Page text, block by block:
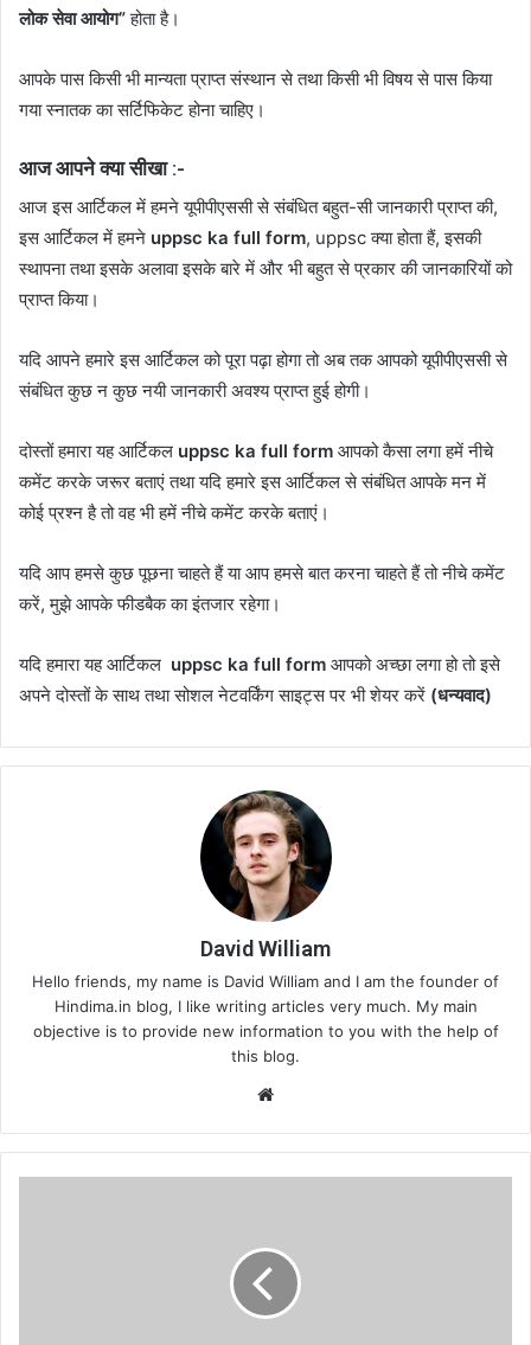
लोक सेवा आयोग”होता है।
आपके पास किसी भी मान्यता प्राप्त संस्थान से तथा किसी भी विषय से पास किया
गया स्नातक का सर्टिफिकेट होना चाहिए।
आज आपने क्या सीखा :-
आज इस आर्टिकल में हमने यूपीपीएससी से संबंधित बहुत-सी जानकारी प्राप्त की,
इस आर्टिकल में हमने uppsc ka full form, uppsc क्या होता हैं, इसकी
स्थापना तथा इसके अलावा इसके बारे में और भी बहुत से प्रकार की जानकारियों को
प्राप्त किया।
यदि आपने हमारे इस आर्टिकल को पूरा पढ़ा होगा तो अब तक आपको यूपीपीएससी से
संबंधित कुछ न कुछ नयी जानकारी अवश्य प्राप्त हुई होगी।
दोस्तों हमारा यह आर्टिकल uppsc ka full form आपको कैसा लगा हमें नीचे
कमेंट करके जरूर बताएं तथा यदि हमारे इस आर्टिकल से संबंधित आपके मन में
कोई प्रश्न है तो वह भी हमें नीचे कमेंट करके बताएं।
यदि आप हमसे कुछ पूछना चाहते हैं या आप हमसे बात करना चाहते हैं तो नीचे कमेंट
करें, मुझे आपके फीडबैक का इंतजार रहेगा।
यदि हमारा यह आर्टिकल uppsc ka full form आपको अच्छा लगा हो तो इसे
अपने दोस्तों के साथ तथा सोशल नेटवर्किंग साइट्स पर भी शेयर करें (धन्यवाद)
David William
Hello friends, my name is David William and I am the founder of
Hindima.in blog, I like writing articles very much. My main
objective is to provide new information to you with the help of
this blog.